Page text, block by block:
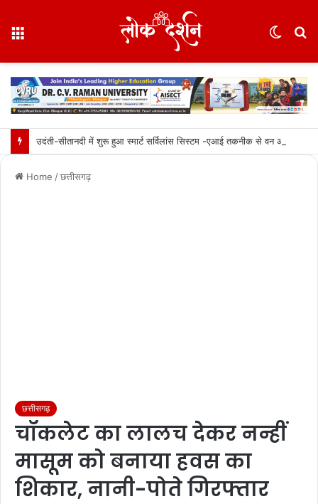
Home /छत्तीसगढ़
छत्तीसगढ़
चॉकलेट का लालच देकर नन्हीं
मासूम को बनाया हवस का
शिकार, नानी-पोते गिरफ्तार